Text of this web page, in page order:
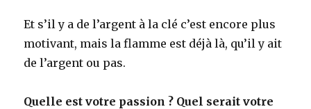
Et s’il y a de l’argent à la clé c’est encore plus
motivant, mais la flamme est déjà là, qu’il y ait
de l’argent ou pas.
Quelle est votre passion ? Quel serait votre